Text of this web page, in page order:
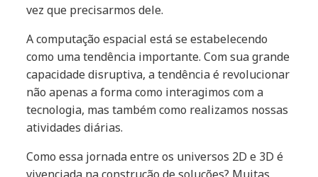
vez que precisarmos dele.
A computação espacial está se estabelecendo
como uma tendência importante. Com sua grande
capacidade disruptiva, a tendência é revolucionar
não apenas a forma como interagimos com a
tecnologia, mas também como realizamos nossas
atividades diárias.
Como essa jornada entre os universos 2D e 3D é